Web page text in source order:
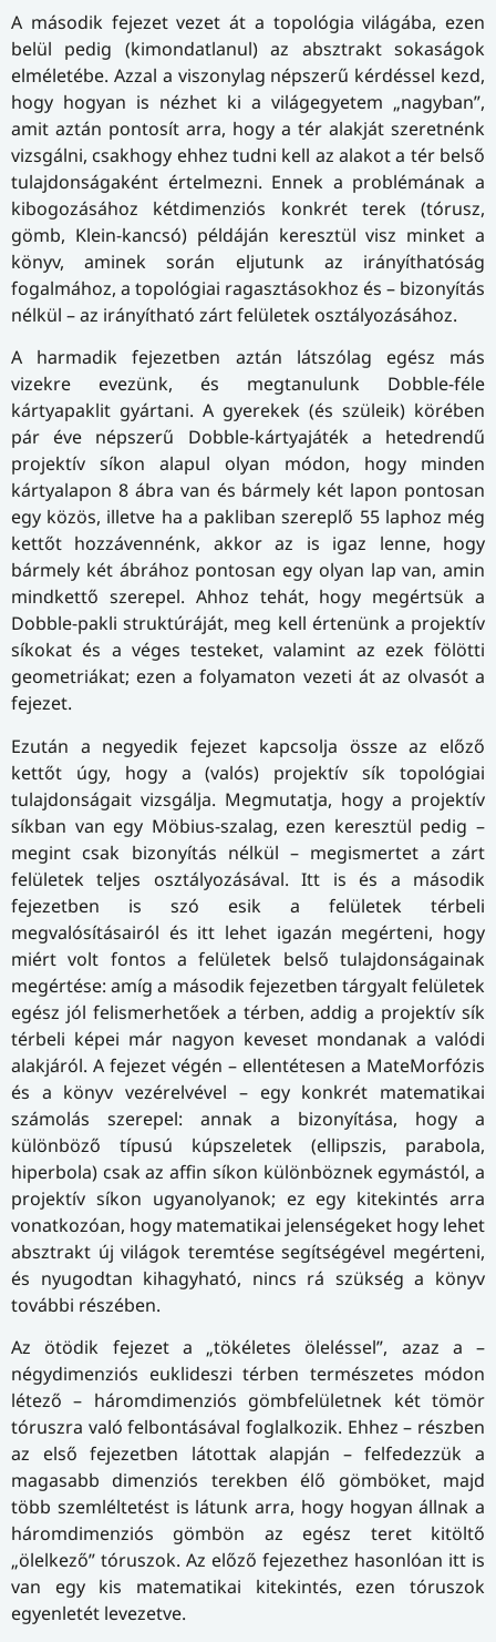
A második fejezet vezet át a topológia világába, ezen
belül pedig (kimondatlanul) az absztrakt sokaságok
elméletébe. Azzal a viszonylag népszerű kérdéssel kezd,
hogy hogyan is nézhet ki a világegyetem „nagyban”,
amit aztán pontosít arra, hogy a tér alakját szeretnénk
vizsgálni, csakhogy ehhez tudni kell az alakot a tér belső
tulajdonságaként értelmezni. Ennek a problémának a
kibogozásához kétdimenziós konkrét terek (tórusz,
gömb, Klein-kancsó) példáján keresztül visz minket a
könyv, aminek során eljutunk az irányíthatóság
fogalmához, a topológiai ragasztásokhoz és – bizonyítás
nélkül – az irányítható zárt felületek osztályozásához.
A harmadik fejezetben aztán látszólag egész más
vizekre evezünk, és megtanulunk Dobble-féle
kártyapaklit gyártani. A gyerekek (és szüleik) körében
pár éve népszerű Dobble-kártyajáték a hetedrendű
projektív síkon alapul olyan módon, hogy minden
kártyalapon 8 ábra van és bármely két lapon pontosan
egy közös, illetve ha a pakliban szereplő 55 laphoz még
kettőt hozzávennénk, akkor az is igaz lenne, hogy
bármely két ábrához pontosan egy olyan lap van, amin
mindkettő szerepel. Ahhoz tehát, hogy megértsük a
Dobble-pakli struktúráját, meg kell értenünk a projektív
síkokat és a véges testeket, valamint az ezek fölötti
geometriákat; ezen a folyamaton vezeti át az olvasót a
fejezet.
Ezután a negyedik fejezet kapcsolja össze az előző
kettőt úgy, hogy a (valós) projektív sík topológiai
tulajdonságait vizsgálja. Megmutatja, hogy a projektív
síkban van egy Möbius-szalag, ezen keresztül pedig –
megint csak bizonyítás nélkül – megismertet a zárt
felületek teljes osztályozásával. Itt is és a második
fejezetben is szó esik a felületek térbeli
megvalósításairól és itt lehet igazán megérteni, hogy
miért volt fontos a felületek belső tulajdonságainak
megértése: amíg a második fejezetben tárgyalt felületek
egész jól felismerhetőek a térben, addig a projektív sík
térbeli képei már nagyon keveset mondanak a valódi
alakjáról. A fejezet végén – ellentétesen a MateMorfózis
és a könyv vezérelvével – egy konkrét matematikai
számolás szerepel: annak a bizonyítása, hogy a
különböző típusú kúpszeletek (ellipszis, parabola,
hiperbola) csak az affin síkon különböznek egymástól, a
projektív síkon ugyanolyanok; ez egy kitekintés arra
vonatkozóan, hogy matematikai jelenségeket hogy lehet
absztrakt új világok teremtése segítségével megérteni,
és nyugodtan kihagyható, nincs rá szükség a könyv
további részében.
Az ötödik fejezet a „tökéletes öleléssel”, azaz a –
négydimenziós euklideszi térben természetes módon
létező – háromdimenziós gömbfelületnek két tömör
tóruszra való felbontásával foglalkozik. Ehhez – részben
az első fejezetben látottak alapján – felfedezzük a
magasabb dimenziós terekben élő gömböket, majd
több szemléltetést is látunk arra, hogy hogyan állnak a
háromdimenziós gömbön az egész teret kitöltő
„ölelkező” tóruszok. Az előző fejezethez hasonlóan itt is
van egy kis matematikai kitekintés, ezen tóruszok
egyenletét levezetve.